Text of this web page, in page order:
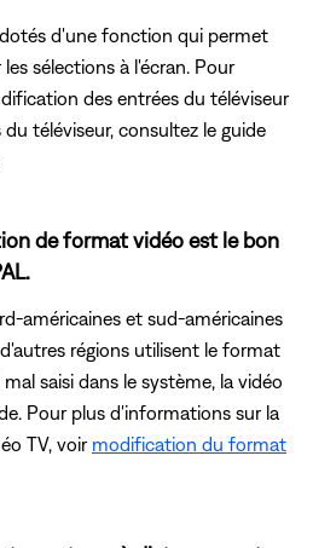
d'une fonction qui permet
sélections à l'écran. Pour
des entrées du téléviseur
téléviseur, consultez le guide
de format vidéo est le bon
américaines et sud-américaines
régions utilisent le format
saisi dans le système, la vidéo
Pour plus d'informations sur la
TV, voir modification du format